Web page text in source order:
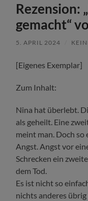
Rezension:
gemacht“
5. APRIL 2024
[Eigenes Exemplar]
Zum Inhalt:
Nina hat überlebt.
als geheilt. Eine
meint man. Doch so
Angst. Angst vor
Schrecken ein
dem Tod.
Es ist nicht so
nichts anderes